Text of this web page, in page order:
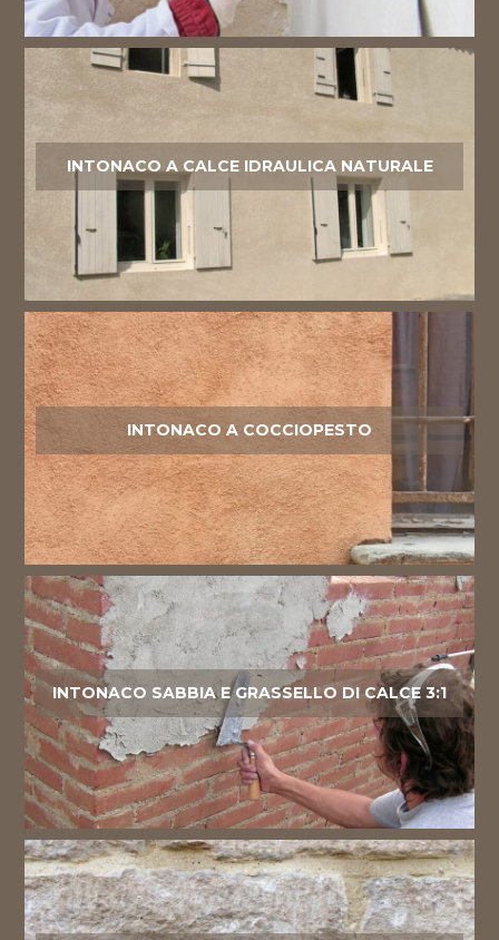
INTONACO A CALCE IDRAULICA NATURALE
INTONACO A COCCIOPESTO
INTONACO SABBIA E GRASSELLO DI CALCE 3:1